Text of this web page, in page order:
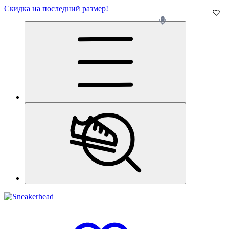
Скидка на последний размер!